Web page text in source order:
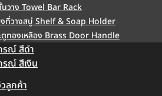
วาง Towel Bar Rack
ที่วางสบู่ Shelf & Soap Holder
ทองเหลือง Brass Door Handle
รณ์ สีดำ
ณ์ สีเงิน
ลูกค้า